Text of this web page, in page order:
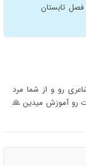
تابستان
رو و‌ از شما مرد
رو آموزش میدین 🙏